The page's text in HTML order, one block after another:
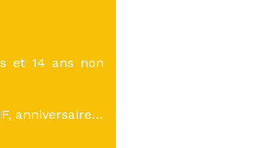
et 14 ans non
anniversaire…